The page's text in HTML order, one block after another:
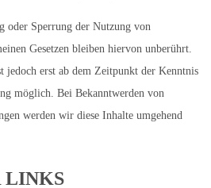
oder Sperrung der Nutzung von
Gesetzen bleiben hiervon unberührt.
jedoch erst ab dem Zeitpunkt der Kenntnis
möglich. Bei Bekanntwerden von
werden wir diese Inhalte umgehend
LINKS